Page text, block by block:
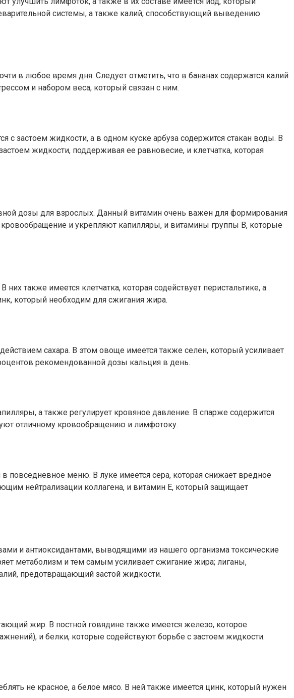
системы, а также калий, способствующий выведению
в любое время дня. Следует отметить, что в бананах содержатся калий
и набором веса, который связан с ним.
жидкости, а в одном куске арбуза содержится стакан воды. В
жидкости, поддерживая ее равновесие, и клетчатка, которая
дозы для взрослых. Данный витамин очень важен для формирования
и укрепляют капилляры, и витамины группы В, которые
также имеется клетчатка, которая содействует перистальтике, а
который необходим для сжигания жира.
сахара. В этом овоще имеется также селен, который усиливает
рекомендованной дозы кальция в день.
а также регулирует кровяное давление. В спарже содержится
отличному кровообращению и лимфотоку.
повседневное меню. В луке имеется сера, которая снижает вредное
нейтрализации коллагена, и витамин Е, который защищает
и антиоксидантами, выводящими из нашего организма токсические
метаболизм и тем самым усиливает сжигание жира; лиганы,
предотвращающий застой жидкости.
жир. В постной говядине также имеется железо, которое
и белки, которые содействуют борьбе с застоем жидкости.
не красное, а белое мясо. В ней также имеется цинк, который нужен